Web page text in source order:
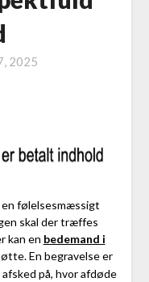
2025
følelsesmæssigt
skal der træffes
kan en bedemand i
En begravelse er
på, hvor afdøde